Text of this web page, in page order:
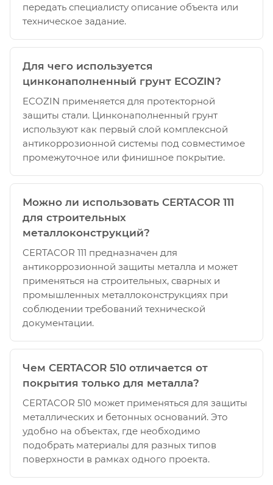
передать специалисту описание объекта или
техническое задание.
Для чего используется
цинконаполненный грунт ECOZIN?
ECOZIN применяется для протекторной
защиты стали. Цинконаполненный грунт
используют как первый слой комплексной
антикоррозионной системы под совместимое
промежуточное или финишное покрытие.
Можно ли использовать CERTACOR 111
для строительных
металлоконструкций?
CERTACOR 111 предназначен для
антикоррозионной защиты металла и может
применяться на строительных, сварных и
промышленных металлоконструкциях при
соблюдении требований технической
документации.
Чем CERTACOR 510 отличается от
покрытия только для металла?
CERTACOR 510 может применяться для защиты
металлических и бетонных оснований. Это
удобно на объектах, где необходимо
подобрать материалы для разных типов
поверхности в рамках одного проекта.